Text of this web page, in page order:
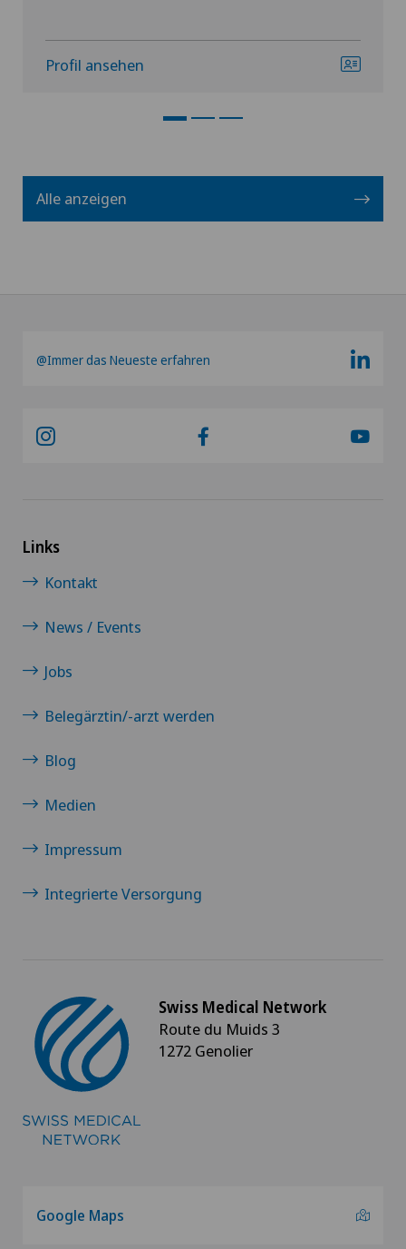
Profil ansehen
Alle anzeigen
@Immer das Neueste erfahren
Links
Kontakt
News / Events
Jobs
Belegärztin/-arzt werden
Blog
Medien
Impressum
Integrierte Versorgung
Swiss Medical Network
Route du Muids 3
1272 Genolier
Google Maps